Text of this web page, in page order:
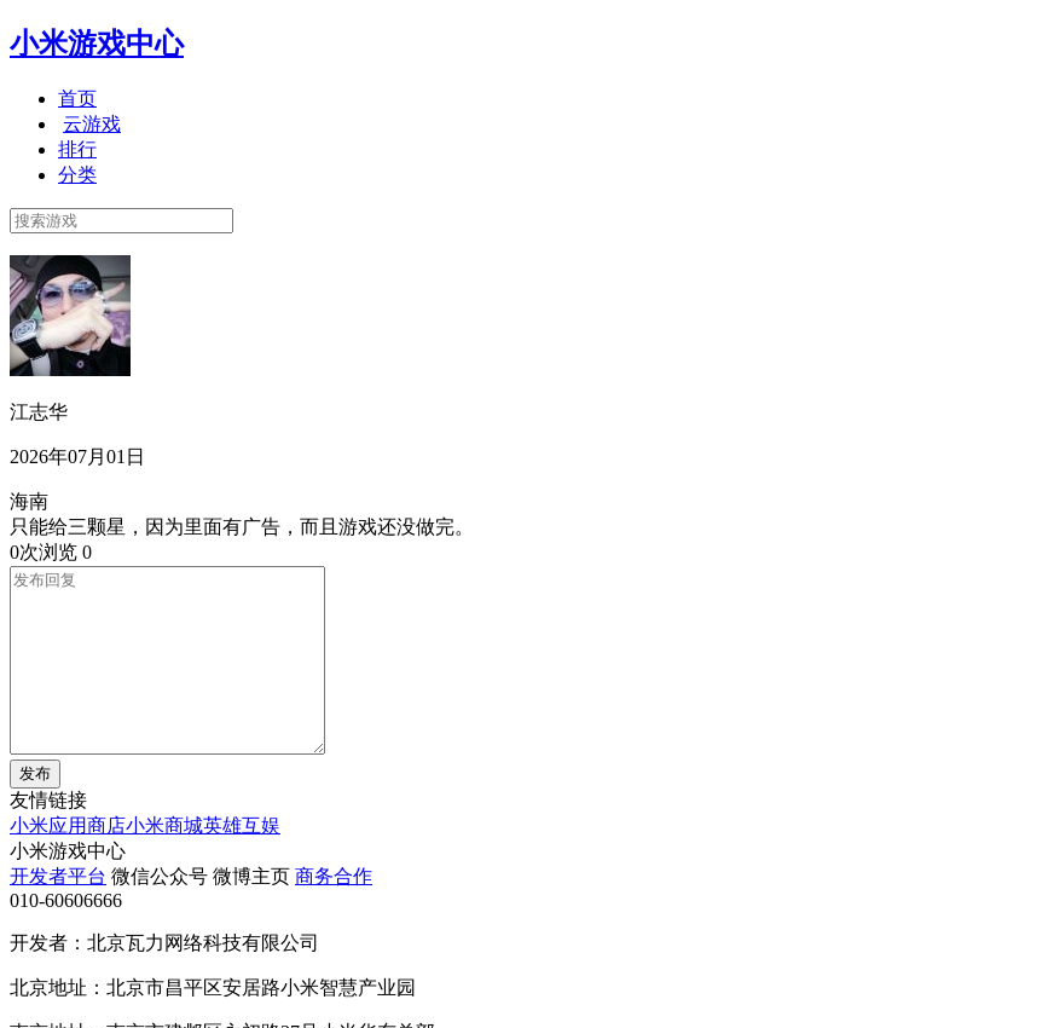
小米游戏中心
首页
云游戏
排行
分类
江志华
2026年07月01日
海南
只能给三颗星，因为里面有广告，而且游戏还没做完。
0次浏览 0
发布
友情链接
小米应用商店小米商城英雄互娱
小米游戏中心
开发者平台 微信公众号 微博主页 商务合作
010-60606666
开发者：北京瓦力网络科技有限公司
北京地址：北京市昌平区安居路小米智慧产业园